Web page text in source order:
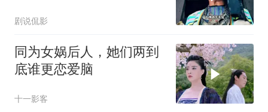
剧说侃影
同为女娲后人，她们两到
底谁更恋爱脑
十一影客